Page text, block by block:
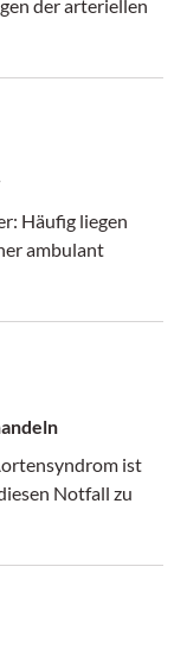
der arteriellen
Häufig liegen
ambulant
ist
Notfall zu